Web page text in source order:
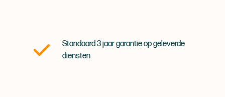
Standaard 3 jaar garantie op geleverde
diensten